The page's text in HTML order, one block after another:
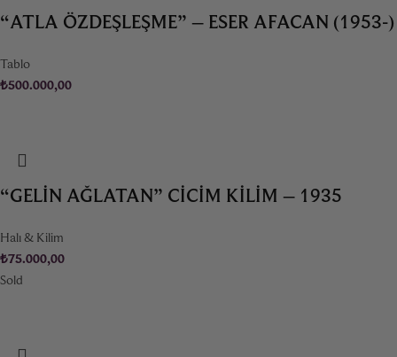
“ATLA ÖZDEŞLEŞME” – ESER AFACAN (1953-)
Tablo
₺500.000,00
“GELIN AĞLATAN” CICIM KILIM – 1935
Halı & Kilim
₺75.000,00
Sold